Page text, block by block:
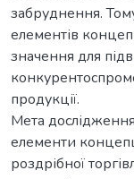
забруднення.
елементів
значення для
продукції.
Мета
елементи
роздрібної